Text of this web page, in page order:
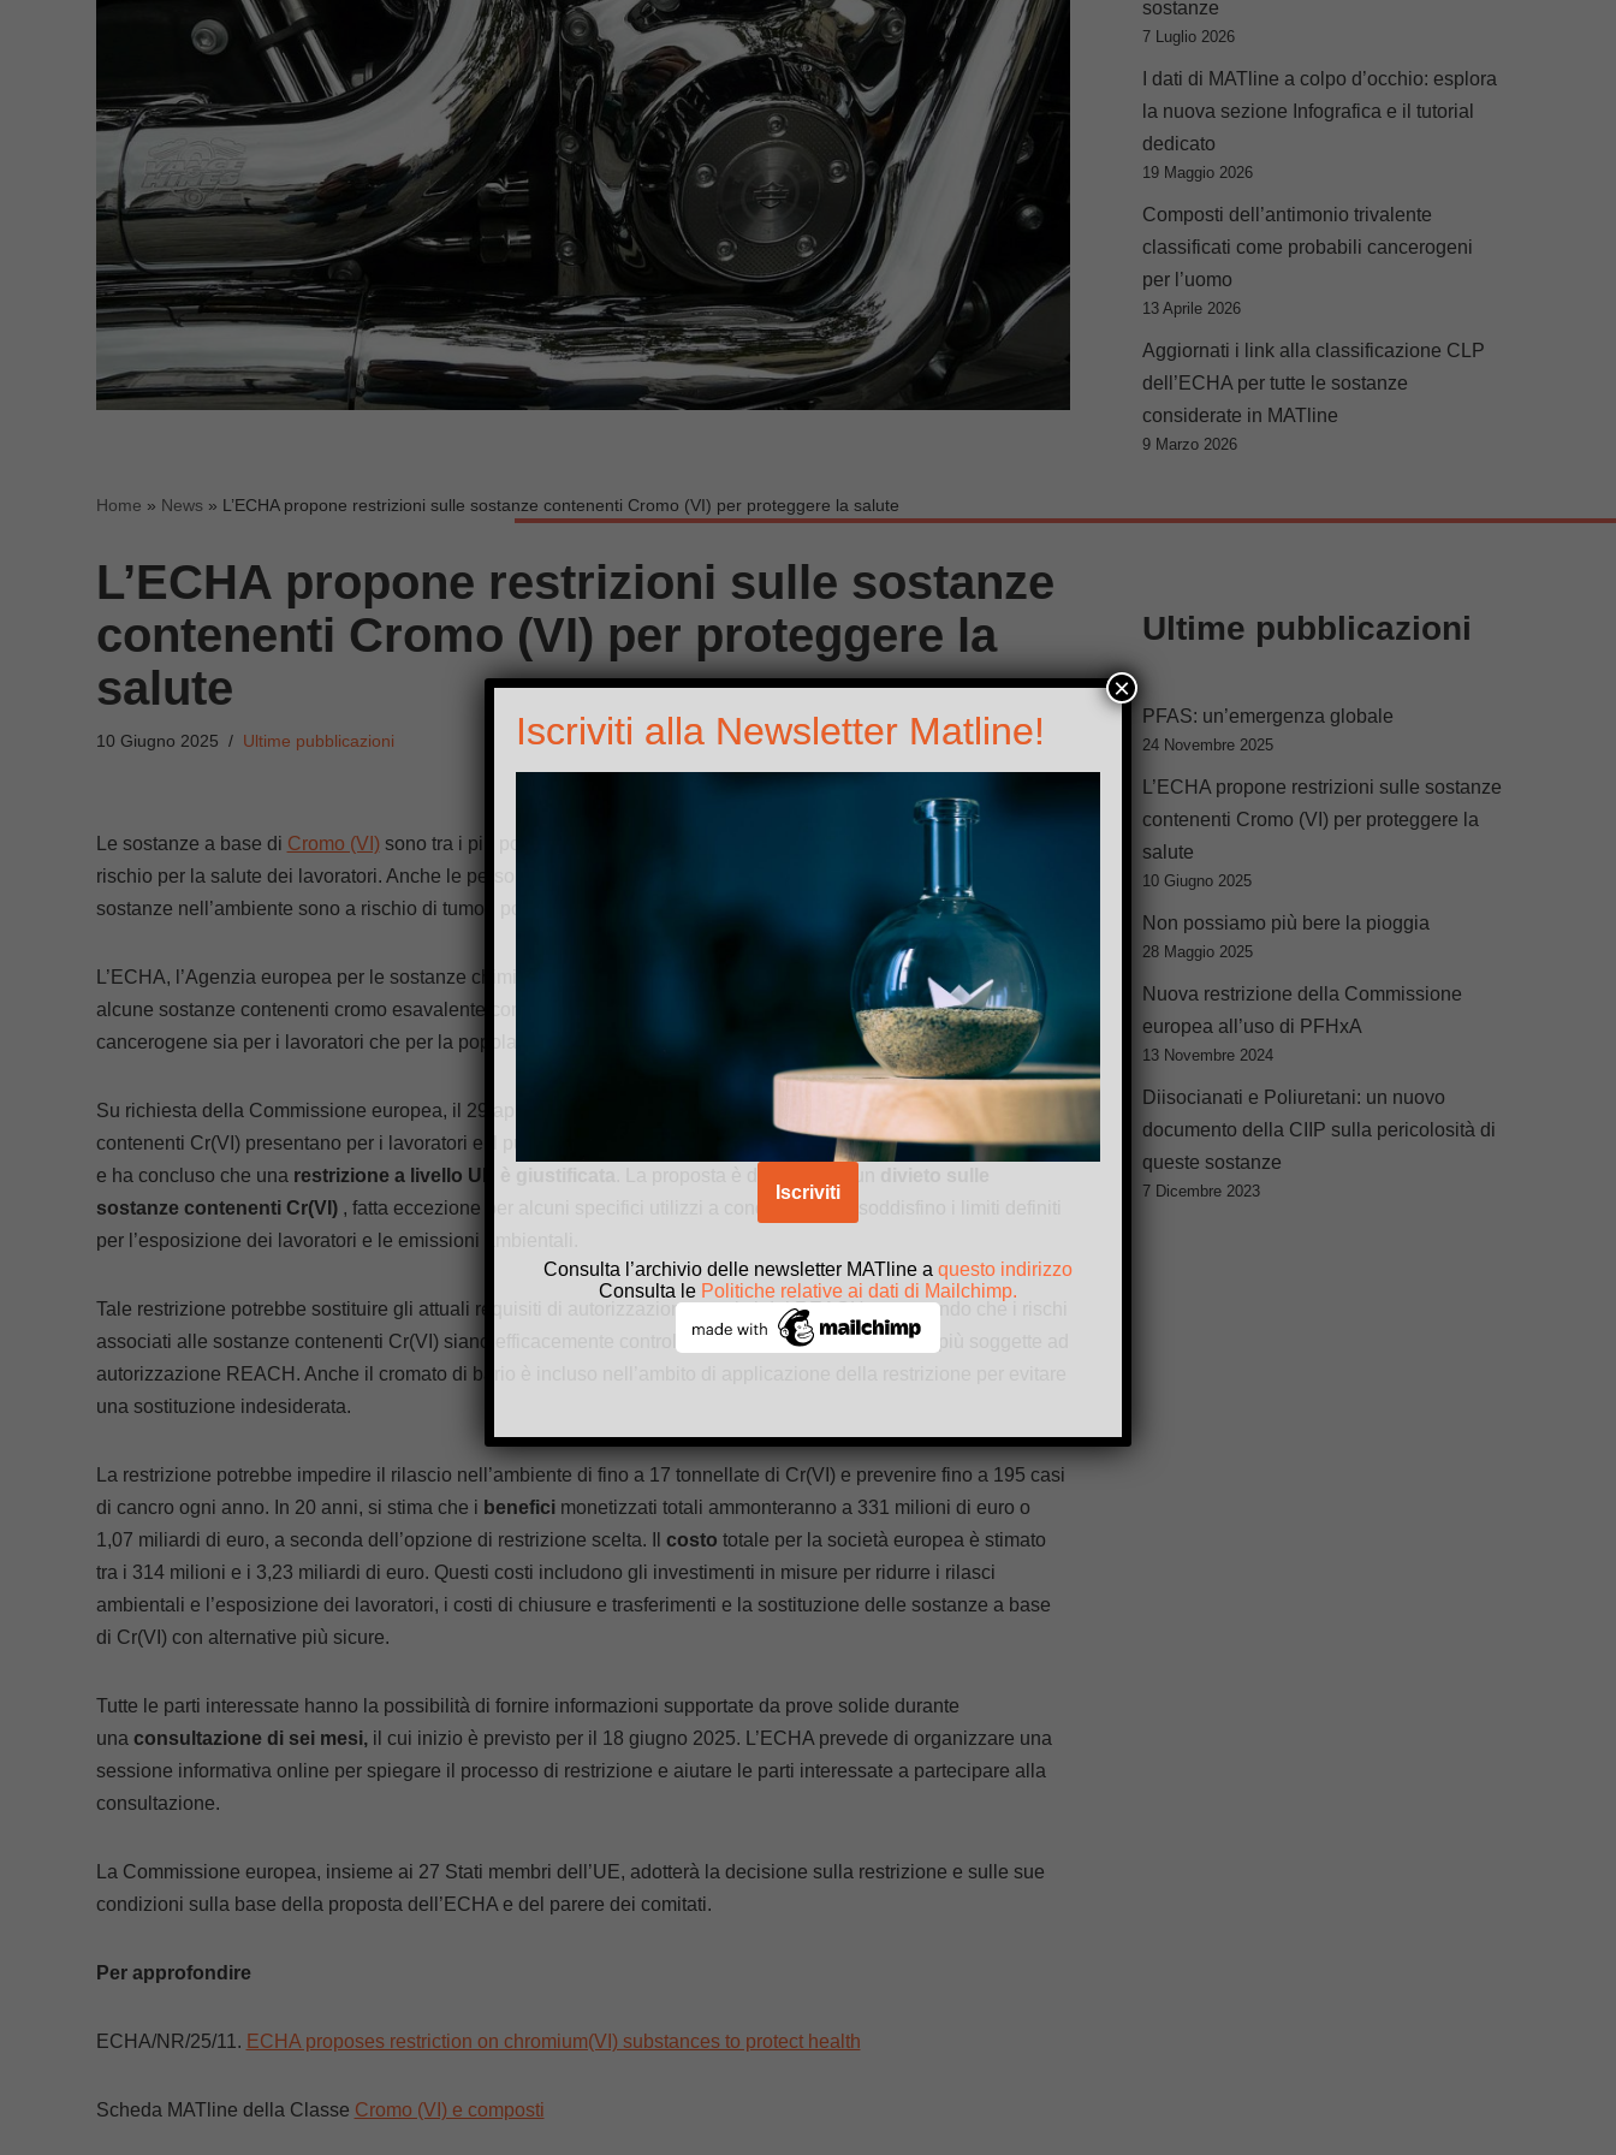
Home » News » L’ECHA propone restrizioni sulle sostanze contenenti Cromo (VI) per proteggere la salute
L’ECHA propone restrizioni sulle sostanze
contenenti Cromo (VI) per proteggere la
salute
10 Giugno 2025 Ultime pubblicazioni
Le sostanze a base di Cromo (VI)sono tra i più potenti cancerogeni sul luogo di lavoro e rappresentano un grave
rischio per la salute dei lavoratori. Anche le persone che vivono in prossimità di siti industriali che rilasciano queste
sostanze nell’ambiente sono a rischio di tumori polmonari e intestinali.
L’ECHA, l’Agenzia europea per le sostanze chimiche, presenta una proposta per una restrizione
a livello UE su
alcune sostanze contenenti cromo esavalente con l’obiettivo di ridurre gli effetti nocivi di queste sostanze chimiche
cancerogene sia per i lavoratori che per la popolazione.
Su richiesta della Commissione europea, il 29 aprile 2025 l’ECHA ha valutato i rischi che determinate sostanze
contenenti Cr(VI) presentano per i lavoratori e il pubblico, nonché gli impatti socioeconomici di potenziali restrizioni
e ha concluso che una restrizione a livello UE è giustificata
sostanze contenenti Cr(VI), fatta eccezione per alcuni specifici utilizzi a condizione che soddisfino i limiti definiti
per l’esposizione dei lavoratori e le emissioni ambientali.
Tale restrizione potrebbe sostituire gli attuali requisiti di autorizzazione previsti dal REACH, garantendo che i rischi
associati alle sostanze contenenti Cr(VI) siano efficacemente controllati una volta che non saranno più soggette ad
autorizzazione REACH. Anche il cromato di bario è incluso nell’ambito di applicazione della restrizione per evitare
una sostituzione indesiderata.
La restrizione potrebbe impedire il rilascio nell’ambiente di fino a 17 tonnellate di Cr(VI) e prevenire fino a 195 casi
di cancro ogni anno. In 20 anni, si stima che i beneficimonetizzati totali ammonteranno a 331 milioni di euro o
1,07 miliardi di euro, a seconda dell’opzione di restrizione scelta. Il costo totale per la società europea è stimato
tra i 314 milioni e i 3,23 miliardi di euro. Questi costi includono gli investimenti in misure per ridurre i rilasci
ambientali e l’esposizione dei lavoratori, i costi di chiusure e trasferimenti e la sostituzione delle sostanze a base
di Cr(VI) con alternative più sicure.
Tutte le parti interessate hanno la possibilità di fornire informazioni supportate da prove solide durante
una consultazione di sei mesi,il cui inizio è previsto per il 18 giugno 2025. L’ECHA prevede di organizzare una
sessione informativa online per spiegare il processo di restrizione e aiutare le parti interessate a partecipare alla
consultazione.
La Commissione europea, insieme ai 27 Stati membri dell’UE, adotterà la decisione sulla restrizione e sulle sue
condizioni sulla base della proposta dell’ECHA e del parere dei comitati.
Per approfondire
ECHA/NR/25/11. ECHA proposes restriction on chromium(VI) substances to protect health
Scheda MATline della Classe Cromo (VI) e composti
sostanze
7 Luglio 2026
I dati di MATline a colpo d’occhio: esplora
la nuova sezione Infografica e il tutorial
dedicato
19 Maggio 2026
Composti dell’antimonio trivalente
classificati come probabili cancerogeni
per l’uomo
13 Aprile 2026
Aggiornati i link alla classificazione CLP
dell’ECHA per tutte le sostanze
considerate in MATline
9 Marzo 2026
Ultime pubblicazioni
PFAS: un’emergenza globale
24 Novembre 2025
L’ECHA propone restrizioni sulle sostanze
contenenti Cromo (VI) per proteggere la
salute
10 Giugno 2025
Non possiamo più bere la pioggia
28 Maggio 2025
Nuova restrizione della Commissione
europea all’uso di PFHxA
13 Novembre 2024
Diisocianati e Poliuretani: un nuovo
documento della CIIP sulla pericolosità di
queste sostanze
7 Dicembre 2023
Iscriviti alla Newsletter Matline!
Consulta l’archivio delle newsletter MATline aquesto indirizzo
Consulta le Politiche relative ai dati di Mailchimp.
×